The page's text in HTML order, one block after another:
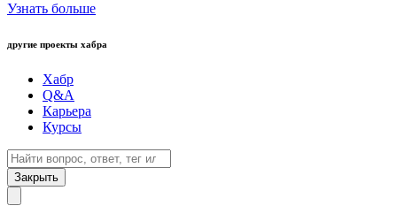
Узнать больше
другие проекты хабра
Хабр
Q&A
Карьера
Курсы
Закрыть